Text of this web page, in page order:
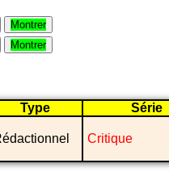
Montrer
Montrer
Type Série
Critique